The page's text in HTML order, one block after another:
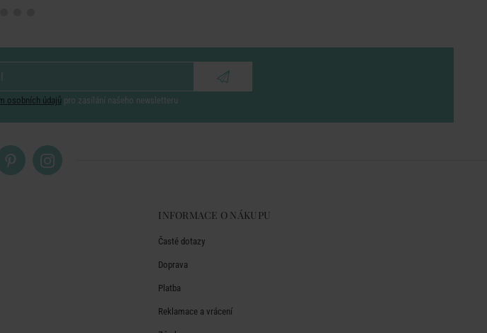
osobních údajů pro zasílání našeho newsletteru
INFORMACE O NÁKUPU
Časté dotazy
Doprava
Platba
Reklamace a vrácení